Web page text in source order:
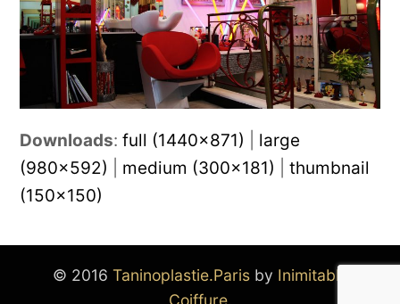
Downloads:full (1440x871)
large
(980x592)
medium (300x181) |thumbnail
(150x150)
© 2016 Taninoplastie.Parisby Inimitable
Coiffure.